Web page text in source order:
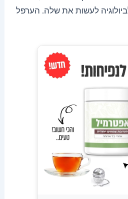
לביולוגיה לעשות את שלה. הערפל